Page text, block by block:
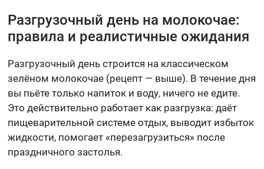
Разгрузочный день на молокочае:
правила и реалистичные ожидания
Разгрузочный день строится на классическом
зелёном молокочае (рецепт — выше). В течение дня
вы пьёте только напиток и воду, ничего не едите.
Это действительно работает как разгрузка: даёт
пищеварительной системе отдых, выводит избыток
жидкости, помогает «перезагрузиться» после
праздничного застолья.